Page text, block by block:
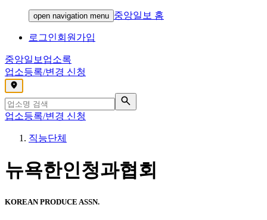
open navigation menu 중앙일보 홈
로그인회원가입
중앙일보 업소록
업소등록/변경 신청
,
업소등록/변경 신청
직능단체
뉴욕한인청과협회
KOREAN PRODUCE ASSN.